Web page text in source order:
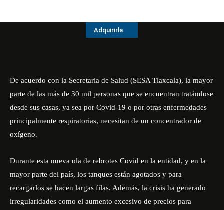
Adquirirla
De acuerdo con la Secretaria de Salud (SESA Tlaxcala), la mayor
parte de las más de 30 mil personas que se encuentran tratándose
desde sus casas, ya sea por Covid-19 o por otras enfermedades
principalmente respiratorias, necesitan de un concentrador de
oxígeno.
Durante esta nueva ola de rebrotes Covid en la entidad, y en la
mayor parte del país, los tanques están agotados y para
recargarlos se hacen largas filas. Además, la crisis ha generado
irregularidades como el aumento excesivo de precios para